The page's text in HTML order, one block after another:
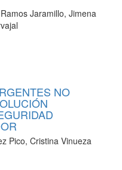
Jaramillo, Jimena
NO
Pico, Cristina Vinueza